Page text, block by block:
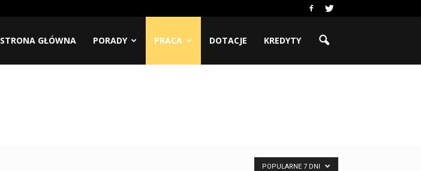
STRONA GŁÓWNA PORADY PRACA DOTACJE KREDYTY
POPULARNE 7 DNI